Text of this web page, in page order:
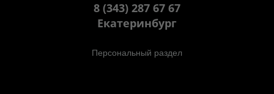
8 (343) 287 67 67
Екатеринбург
Персональный раздел